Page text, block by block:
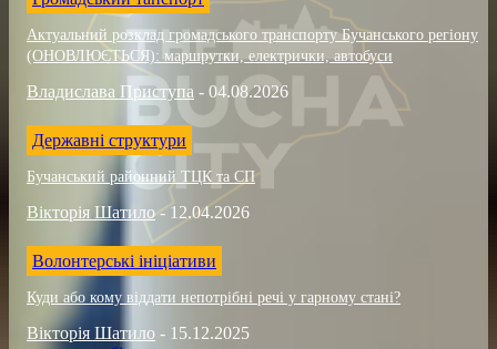
Актуальний розклад громадського транспорту Бучанського регіону
(ОНОВЛЮЄТЬСЯ): маршрутки, електрички, автобуси
Владислава Приступа - 04.08.2026
Державні структури
Бучанський районний ТЦК та СП
Вікторія Шатило - 12.04.2026
Волонтерські ініціативи
Куди або кому віддати непотрібні речі у гарному стані?
Вікторія Шатило - 15.12.2025